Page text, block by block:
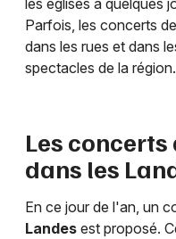
les églises à quelques
Parfois, les concerts
dans les rues et dans
spectacles de la région.
Les concerts
dans les
En ce jour de l'an, un
Landes est proposé.